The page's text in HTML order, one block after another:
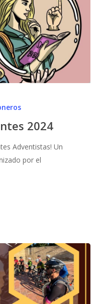
2024
Adventistas! Un
por el